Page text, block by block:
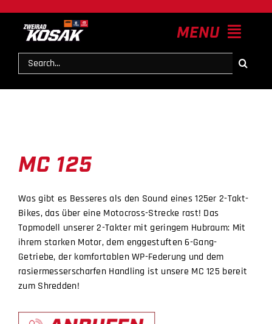
springen
MENU
Modelle
Kontakt
BICYCLES
Suche
nach:
MC 125
Was gibt es Besseres als den Sound eines 125er 2-Takt-
Bikes, das über eine Motocross-Strecke rast! Das
Topmodell unserer 2-Takter mit geringem Hubraum: Mit
ihrem starken Motor, dem enggestuften 6-Gang-
Getriebe, der komfortablen WP-Federung und dem
rasiermesserscharfen Handling ist unsere MC 125 bereit
zum Shredden!